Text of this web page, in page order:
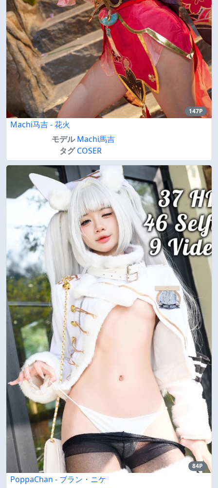
147P
Machi马吉 - 花火
モデル Machi馬吉
タグ COSER
84P
PoppaChan - ブラン・ニケ